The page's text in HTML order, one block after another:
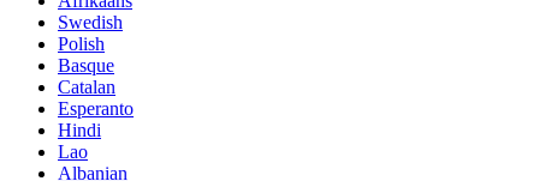
Swedish
Polish
Basque
Catalan
Esperanto
Hindi
Lao
Albanian